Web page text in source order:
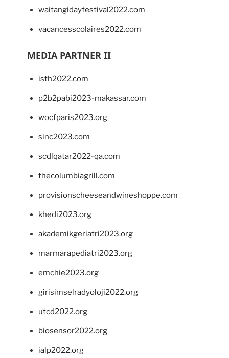
waitangidayfestival2022.com
vacancesscolaires2022.com
MEDIA PARTNER II
isth2022.com
p2b2pabi2023-makassar.com
wocfparis2023.org
sinc2023.com
scdlqatar2022-qa.com
thecolumbiagrill.com
provisionscheeseandwineshoppe.com
khedi2023.org
akademikgeriatri2023.org
marmarapediatri2023.org
emchie2023.org
girisimselradyoloji2022.org
utcd2022.org
biosensor2022.org
ialp2022.org